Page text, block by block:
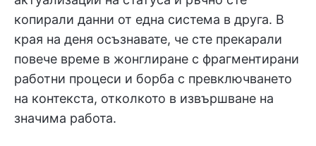
копирали данни от една система в друга. В
края на деня осъзнавате, че сте прекарали
повече време в жонглиране с фрагментирани
работни процеси и борба с превключването
на контекста, отколкото в извършване на
значима работа.